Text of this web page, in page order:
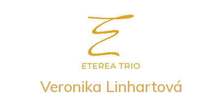
Veronika Linhartová